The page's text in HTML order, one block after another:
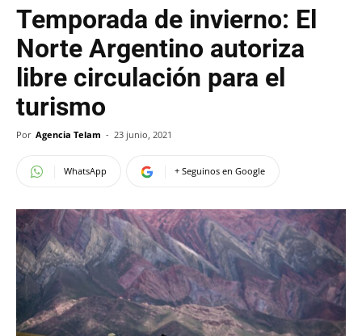
Temporada de invierno: El
Norte Argentino autoriza
libre circulación para el
turismo
Por Agencia Telam - 23 junio, 2021
WhatsApp + Seguinos en Google